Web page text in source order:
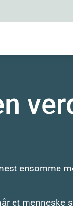
ensomme
et menneske